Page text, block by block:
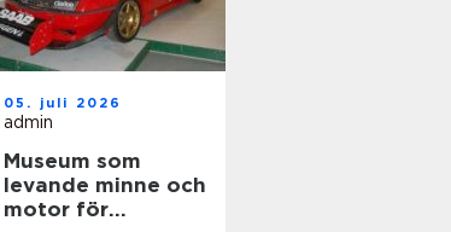
05. juli 2026
admin
Museum som
levande minne och
motor för